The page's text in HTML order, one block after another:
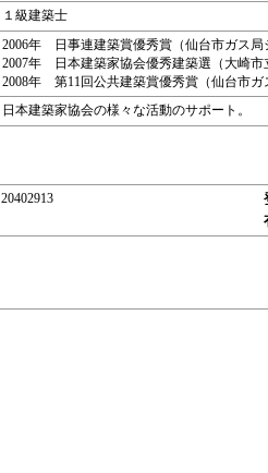
１級建築士
2006年 日事連建築賞優秀賞（仙台市ガス局
2007年 日本建築家協会優秀建築選（大崎市
2008年 第11回公共建築賞優秀賞（仙台市
日本建築家協会の様々な活動のサポート。
20402913